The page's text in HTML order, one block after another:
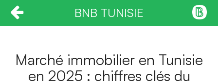
BNB TUNISIE
Marché immobilier en Tunisie
en 2025 : chiffres clés du